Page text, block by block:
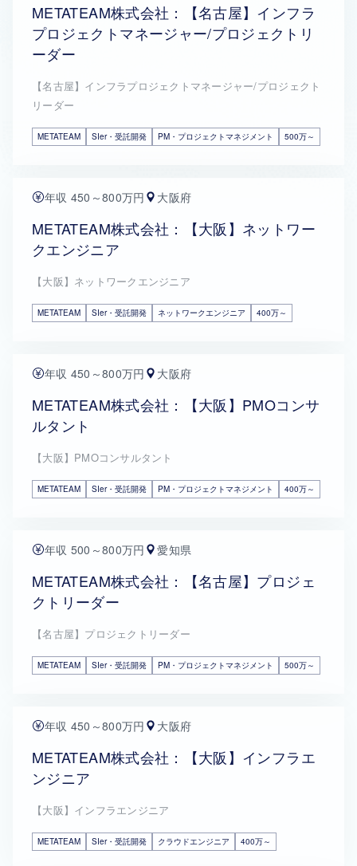
METATEAM株式会社：【名古屋】インフラ
プロジェクトマネージャー/プロジェクトリ
ーダー
【名古屋】インフラプロジェクトマネージャー/プロジェクト
リーダー
METATEAM SIer・受託開発 PM・プロジェクトマネジメント 500万～
年収 450～800万円 大阪府
METATEAM株式会社：【大阪】ネットワー
クエンジニア
【大阪】ネットワークエンジニア
METATEAM SIer・受託開発 ネットワークエンジニア 400万～
年収 450～800万円 大阪府
METATEAM株式会社：【大阪】PMOコンサ
ルタント
【大阪】PMOコンサルタント
METATEAM SIer・受託開発 PM・プロジェクトマネジメント 400万～
年収 500～800万円 愛知県
METATEAM株式会社：【名古屋】プロジェ
クトリーダー
【名古屋】プロジェクトリーダー
METATEAM SIer・受託開発 PM・プロジェクトマネジメント 500万～
年収 450～800万円 大阪府
METATEAM株式会社：【大阪】インフラエ
ンジニア
【大阪】インフラエンジニア
METATEAM SIer・受託開発 クラウドエンジニア 400万～